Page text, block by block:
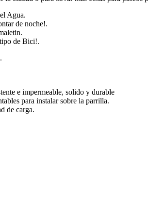
Agua.
de noche!.
de Bici!.
e impermeable, solido y durable
para instalar sobre la parrilla.
de carga.